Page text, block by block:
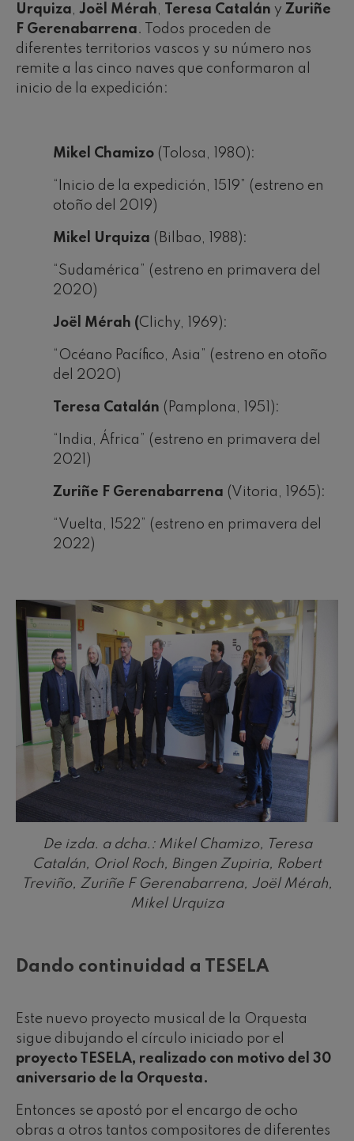
Urquiza, Joël Mérah, Teresa Catalán y Zuriñe
F Gerenabarrena. Todos proceden de
diferentes territorios vascos y su número nos
remite a las cinco naves que conformaron al
inicio de la expedición:
Mikel Chamizo (Tolosa, 1980):
“Inicio de la expedición, 1519” (estreno en
otoño del 2019)
Mikel Urquiza (Bilbao, 1988):
“Sudamérica” (estreno en primavera del
2020)
Joël Mérah (Clichy, 1969):
“Océano Pacífico, Asia” (estreno en otoño
del 2020)
Teresa Catalán (Pamplona, 1951):
“India, África” (estreno en primavera del
2021)
Zuriñe F Gerenabarrena (Vitoria, 1965):
“Vuelta, 1522” (estreno en primavera del
2022)
De izda. a dcha.: Mikel Chamizo, Teresa
Catalán, Oriol Roch, Bingen Zupiria, Robert
Treviño, Zuriñe F Gerenabarrena, Joël Mérah,
Mikel Urquiza
Dando continuidad a TESELA
Este nuevo proyecto musical de la Orquesta
sigue dibujando el círculo iniciado por el
proyecto TESELA, realizado con motivo del 30
aniversario de la Orquesta.
Entonces se apostó por el encargo de ocho
obras a otros tantos compositores de diferentes